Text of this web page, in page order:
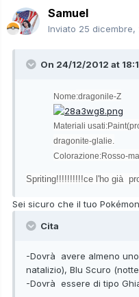
Samuel
Inviato 25 dicembre,
On 24/12/2012 at
Nome:dragonile-Z
Materiali usati:
dragonite-glalie.
Colorazione:Rosso-
Spriting!!!!!!!!!!ce l'ho già
Sei sicuro che il tuo
Cita
-Dovrà avere almeno
natalizio), Blu Scuro
-Dovrà essere di tipo